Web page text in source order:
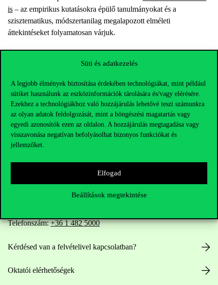
Süti és adatkezelés
A legjobb élmények biztosítása érdekében technológiákat, mint például
sütiket használunk az eszközinformációk tárolására és/vagy elérésére.
Ezekhez a technológiákhoz való hozzájárulás lehetővé teszi számunkra
az olyan adatok feldolgozását, mint a böngészési magatartás vagy
egyedi azonosítók ezen az oldalon. A hozzájárulás megtagadása vagy
visszavonása negatívan befolyásolhat bizonyos funkciókat és
jellemzőket.
Elfogad
Beállítások megtekintése
is – az empirikus kutatásokra épülő tanulmányokat és a
szisztematikus, módszertanilag megalapozott elméleti
áttekintéseket folyamatosan várjuk.
Telefonszám:+36 1 482 5000
Kérdésed van a felvételivel kapcsolatban?
Oktatói elérhetőségek